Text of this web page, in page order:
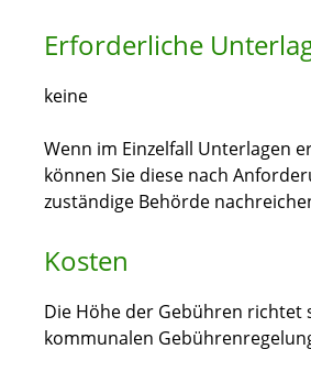
Erforderliche
keine
Wenn im Einzelfall Unterlagen
können Sie diese nach
zuständige Behörde
Kosten
Die Höhe der Gebühren richtet
kommunalen